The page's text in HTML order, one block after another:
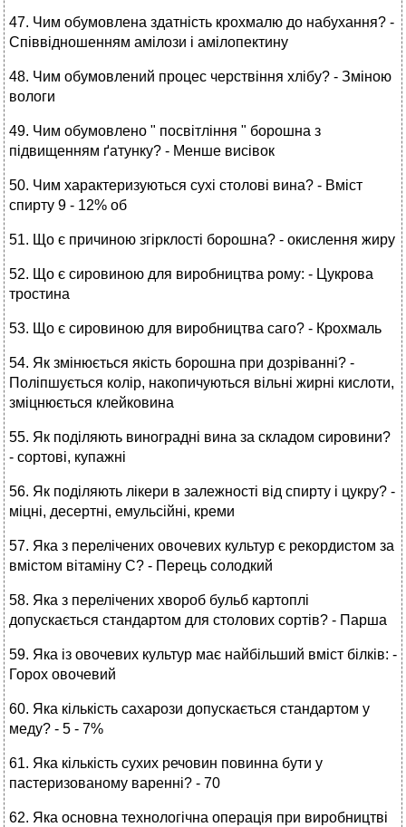
47. Чим обумовлена здатність крохмалю до набухання? -
Співвідношенням амілози і амілопектину
48. Чим обумовлений процес черствіння хлібу? - Зміною
вологи
49. Чим обумовлено " посвітління " борошна з
підвищенням ґатунку? - Менше висівок
50. Чим характеризуються сухі столові вина? - Вміст
спирту 9 - 12% об
51. Що є причиною згірклості борошна? - окислення жиру
52. Що є сировиною для виробництва рому: - Цукрова
тростина
53. Що є сировиною для виробництва саго? - Крохмаль
54. Як змінюється якість борошна при дозріванні? -
Поліпшується колір, накопичуються вільні жирні кислоти,
зміцнюється клейковина
55. Як поділяють виноградні вина за складом сировини?
- сортові, купажні
56. Як поділяють лікери в залежності від спирту і цукру? -
міцні, десертні, емульсійні, креми
57. Яка з перелічених овочевих культур є рекордистом за
вмістом вітаміну С? - Перець солодкий
58. Яка з перелічених хвороб бульб картоплі
допускається стандартом для столових сортів? - Парша
59. Яка із овочевих культур має найбільший вміст білків: -
Горох овочевий
60. Яка кількість сахарози допускається стандартом у
меду? - 5 - 7%
61. Яка кількість сухих речовин повинна бути у
пастеризованому варенні? - 70
62. Яка основна технологічна операція при виробництві